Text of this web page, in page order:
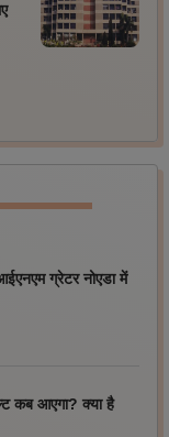
ग्रेटर नोएडा में
कब आएगा? क्या है